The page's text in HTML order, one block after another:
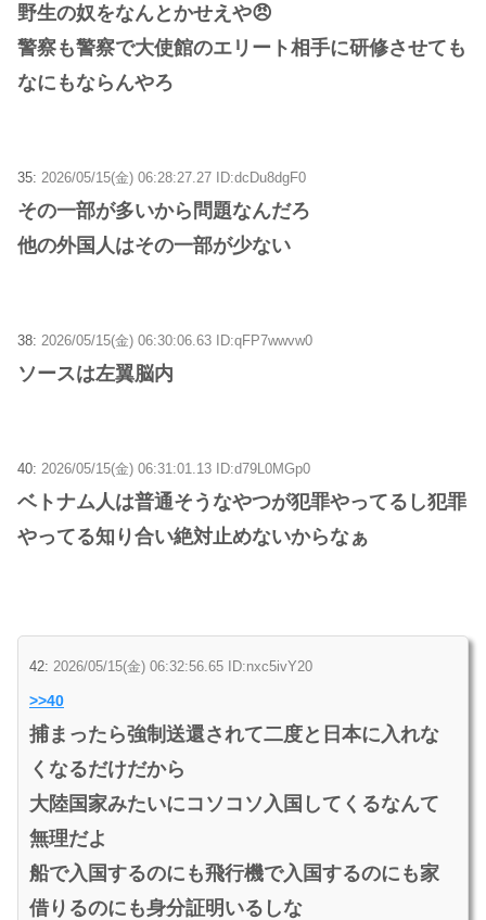
野生の奴をなんとかせえや😠
警察も警察で大使館のエリート相手に研修させても
なにもならんやろ
35: 2026/05/15(金) 06:28:27.27 ID:dcDu8dgF0
その一部が多いから問題なんだろ
他の外国人はその一部が少ない
38: 2026/05/15(金) 06:30:06.63 ID:qFP7wwvw0
ソースは左翼脳内
40: 2026/05/15(金) 06:31:01.13 ID:d79L0MGp0
ベトナム人は普通そうなやつが犯罪やってるし犯罪
やってる知り合い絶対止めないからなぁ
42: 2026/05/15(金) 06:32:56.65 ID:nxc5ivY20
>>40
捕まったら強制送還されて二度と日本に入れな
くなるだけだから
大陸国家みたいにコソコソ入国してくるなんて
無理だよ
船で入国するのにも飛行機で入国するのにも家
借りるのにも身分証明いるしな